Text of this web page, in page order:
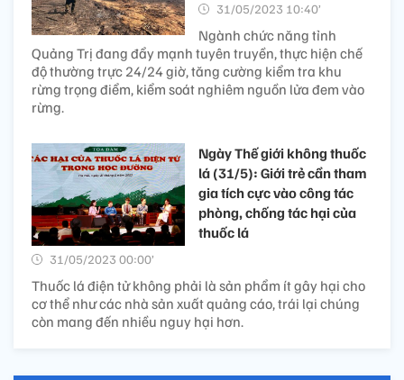
31/05/2023 10:40’
Ngành chức năng tỉnh
Quảng Trị đang đẩy mạnh tuyên truyền, thực hiện chế
độ thường trực 24/24 giờ, tăng cường kiểm tra khu
rừng trọng điểm, kiểm soát nghiêm nguồn lửa đem vào
rừng.
Ngày Thế giới không thuốc
lá (31/5): Giới trẻ cần tham
gia tích cực vào công tác
phòng, chống tác hại của
thuốc lá
31/05/2023 00:00’
Thuốc lá điện tử không phải là sản phẩm ít gây hại cho
cơ thể như các nhà sản xuất quảng cáo, trái lại chúng
còn mang đến nhiều nguy hại hơn.